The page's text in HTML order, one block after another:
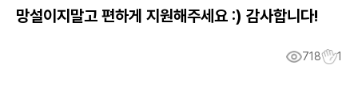
망설이지말고 편하게 지원해주세요 :) 감사합니다!
718 1